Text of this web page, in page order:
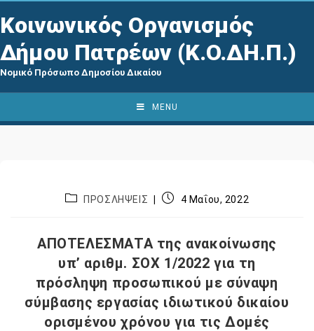
Κοινωνικός Οργανισμός
Δήμου Πατρέων (Κ.Ο.ΔΗ.Π.)
Νομικό Πρόσωπο Δημοσίου Δικαίου
MENU
ΠΡΟΣΛΗΨΕΙΣ 4 Μαΐου, 2022
ΑΠΟΤΕΛΕΣΜΑΤΑ της ανακοίνωσης
υπ’ αριθμ. ΣΟΧ 1/2022 για τη
πρόσληψη προσωπικού με σύναψη
σύμβασης εργασίας ιδιωτικού δικαίου
ορισμένου χρόνου για τις Δομές